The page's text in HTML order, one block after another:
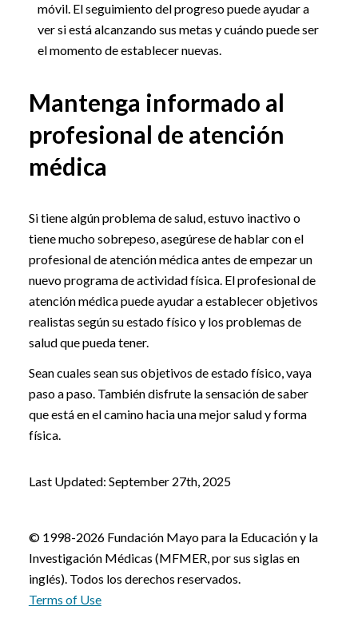
móvil. El seguimiento del progreso puede ayudar a
ver si está alcanzando sus metas y cuándo puede ser
el momento de establecer nuevas.
Mantenga informado al
profesional de atención
médica
Si tiene algún problema de salud, estuvo inactivo o
tiene mucho sobrepeso, asegúrese de hablar con el
profesional de atención médica antes de empezar un
nuevo programa de actividad física. El profesional de
atención médica puede ayudar a establecer objetivos
realistas según su estado físico y los problemas de
salud que pueda tener.
Sean cuales sean sus objetivos de estado físico, vaya
paso a paso. También disfrute la sensación de saber
que está en el camino hacia una mejor salud y forma
física.
Last Updated: September 27th, 2025
© 1998-2026 Fundación Mayo para la Educación y la
Investigación Médicas (MFMER, por sus siglas en
inglés). Todos los derechos reservados.
Terms of Use